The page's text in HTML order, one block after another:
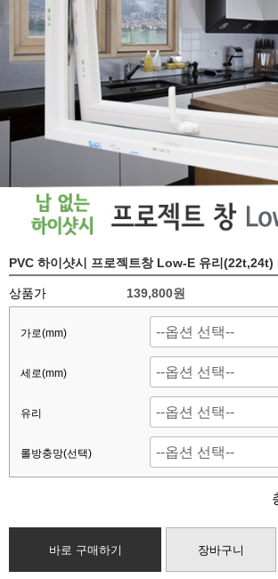
PVC 하이샷시 프로젝트창 Low-E 유리(22t,24t)
상품가 139,800원
가로(mm)
세로(mm)
유리
롤방충망(선택)
바로 구매하기 장바구니